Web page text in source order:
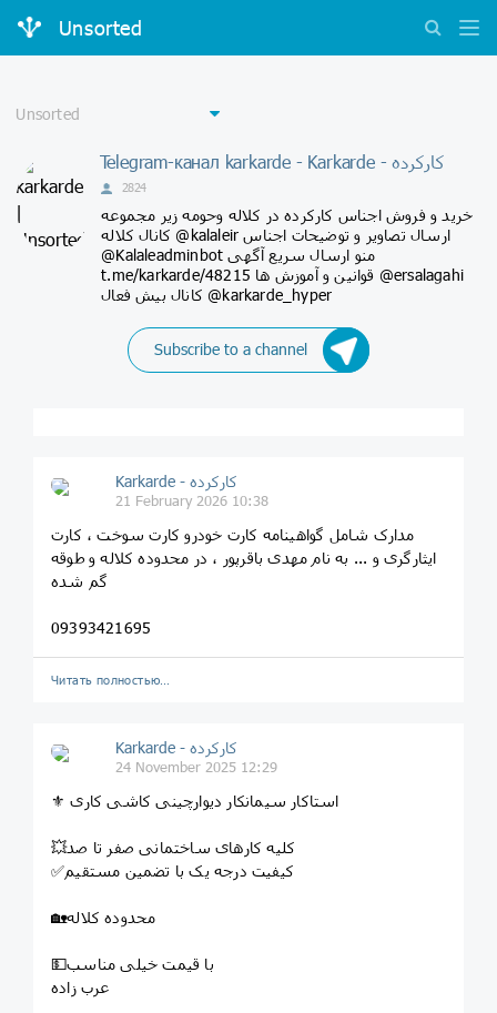
Unsorted
Telegram-канал karkarde - Karkarde - کارکرده
2824
خرید و فروش اجناس کارکرده در کلاله و‌حومه زیر مجموعه
کانال کلاله @kalaleir ارسال تصاویر و توضیحات اجناس
@Kalaleadminbot منو ارسال سریع آگهی
t.me/karkarde/48215 قوانین و آموزش ها @ersalagahi
کانال بیش فعال @karkarde_hyper
Subscribe to a channel
Karkarde - کارکرده
21 February 2026 10:38
مدارک شامل گواهینامه کارت خودرو کارت سوخت ، کارت
ایثارگری و ... به نام مهدی باقرپور ، در محدوده کلاله و طوقه
گم شده
09393421695
Читать полностью…
Karkarde - کارکرده
24 November 2025 12:29
⚜ استاکار سیمانکار دیوارچینی کاشی کاری
💥کلیه کارهای ساختمانی صفر تا صد
✅کیفیت درجه یک با تضمین مستقیم
🏡محدوده کلاله
💵با قیمت خیلی مناسب
عرب زاده